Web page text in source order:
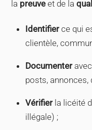
la preuve et de la
Identifierce qui
clientèle,
Documenter
posts, annonces,
Vérifierla licéité
illégale) ;